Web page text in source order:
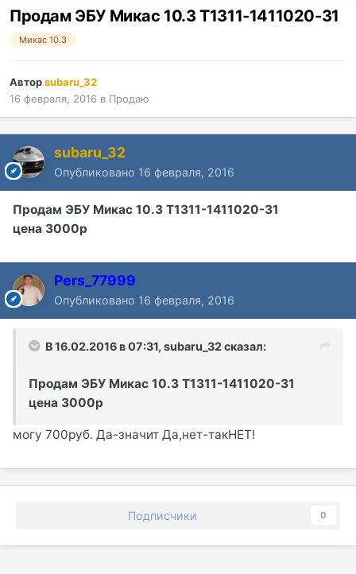
Продам ЭБУ Микас 10.3 Т1311-1411020-31
Микас 10.3
Авторsubaru_32
16 февраля, 2016 в Продаю
subaru_32
Опубликовано 16 февраля, 2016
Продам ЭБУ Микас 10.3 Т1311-1411020-31
цена 3000р
Pers_77999
Опубликовано 16 февраля, 2016
В 16.02.2016 в 07:31, subaru_32 сказал:
Продам ЭБУ Микас 10.3 Т1311-1411020-31
цена 3000р
могу 700руб. Да-значит Да,нет-такНЕТ!
Подписчики 0